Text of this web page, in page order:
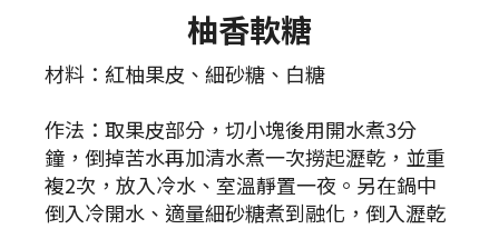
柚香軟糖
材料：紅柚果皮、細砂糖、白糖
作法：取果皮部分，切小塊後用開水煮3分
鐘，倒掉苦水再加清水煮一次撈起瀝乾，並重
複2次，放入冷水、室溫靜置一夜。另在鍋中
倒入冷開水、適量細砂糖煮到融化，倒入瀝乾